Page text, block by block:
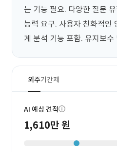
는 기능 필요. 다양한 질문
능력 요구. 사용자 친화적인
계 분석 기능 포함. 유지보
외주기간제
AI 예상 견적
1,610만 원